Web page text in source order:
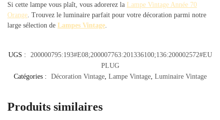
Si cette lampe vous plaît, vous adorerez la Lampe Vintage Année 70
Orange . Trouvez le luminaire parfait pour votre décoration parmi notre
large sélection de Lampes Vintage
UGS :
200000795:193#E08;200007763:201336100;136:200002572#EU
PLUG
Catégories :
Décoration Vintage, Lampe Vintage, Luminaire Vintage
Produits similaires